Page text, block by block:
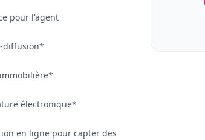
pour l'agent
diffusion*
électronique*
en ligne pour capter des